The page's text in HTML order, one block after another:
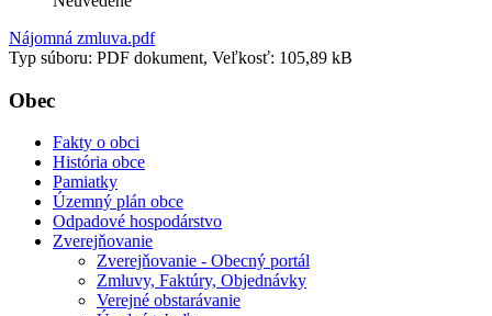
Nájomná zmluva.pdf
Typ súboru: PDF dokument, Veľkosť: 105,89 kB
Obec
Fakty o obci
História obce
Pamiatky
Územný plán obce
Odpadové hospodárstvo
Zverejňovanie
Zverejňovanie - Obecný portál
Zmluvy, Faktúry, Objednávky
Verejné obstarávanie